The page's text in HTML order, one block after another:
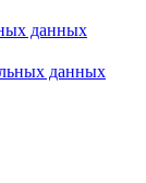
данных
данных